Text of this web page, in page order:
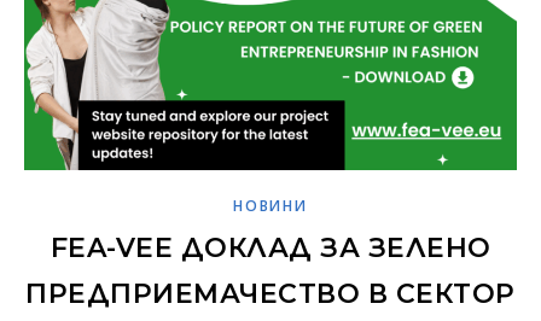
НОВИНИ
FEA-VEE ДОКЛАД ЗА ЗЕЛЕНО
ПРЕДПРИЕМАЧЕСТВО В СЕКТОР